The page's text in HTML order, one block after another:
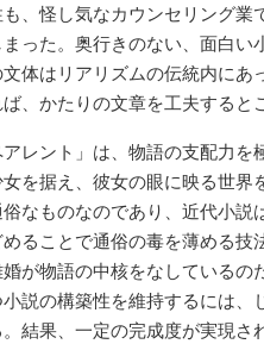
、怪し気なカウンセリング
った。奥行きのない、面白
体はリアリズムの伝統内に
、かたりの文章を工夫すると
レント」は、物語の支配力を
を据え、彼女の眼に映る世
なものなのであり、近代小
ることで通俗の毒を薄める
が物語の中核をなしている
説の構築性を維持するには
結果、一定の完成度が実現